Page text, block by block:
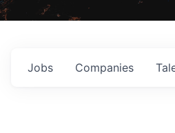
Jobs Companies